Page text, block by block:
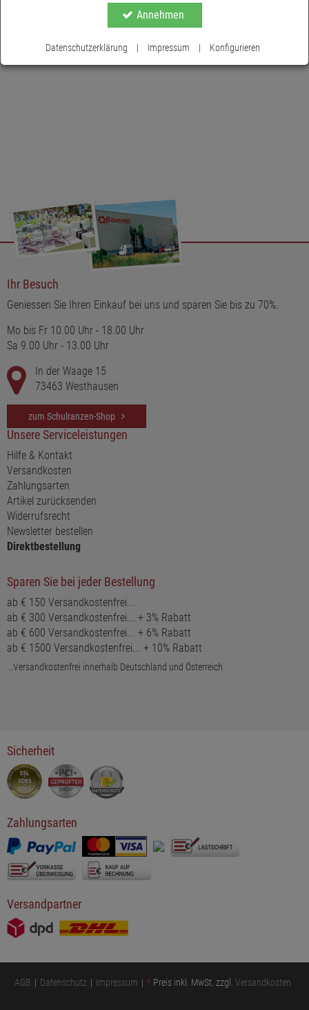
Ihr Besuch
Geniessen Sie Ihren Einkauf bei uns und sparen Sie bis zu 70%.
Mo bis Fr 10.00 Uhr - 18.00 Uhr
Sa 9.00 Uhr - 13.00 Uhr
In der Waage 15
73463 Westhausen
zum Schulranzen-Shop
Unsere Serviceleistungen
Hilfe & Kontakt
Versandkosten
Zahlungsarten
Artikel zurücksenden
Widerrufsrecht
Newsletter bestellen
Direktbestellung
Sparen Sie bei jeder Bestellung
ab € 150 Versandkostenfrei...
ab € 300 Versandkostenfrei... + 3% Rabatt
ab € 600 Versandkostenfrei... + 6% Rabatt
ab € 1500 Versandkostenfrei... + 10% Rabatt
...Versandkostenfrei innerhalb Deutschland und Österreich
Sicherheit
Zahlungsarten
Versandpartner
AGB Datenschutz Impressum * Preis inkl. MwSt. zzgl. Versandkosten
Annehmen
Datenschutzerklärung | Impressum | Konfigurieren